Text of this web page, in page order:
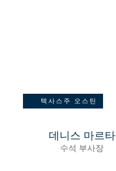
텍사스주 오스틴
데니스 마르타
수석 부사장